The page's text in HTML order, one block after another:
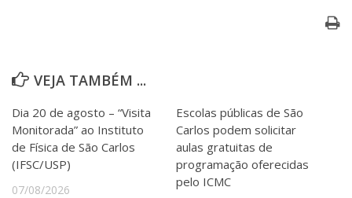
Centros, Núcleos e Projetos em Rede
Pós-doutorado
Transferência de Tecnologia
Empresas Juniores
Extensão à Comunidade
Projetos, Programas e Cursos
VEJA TAMBÉM ...
Dia 20 de agosto – “Visita
Monitorada” ao Instituto
de Física de São Carlos
(IFSC/USP)
07/08/2026
Escolas públicas de São
Carlos podem solicitar
aulas gratuitas de
programação oferecidas
pelo ICMC